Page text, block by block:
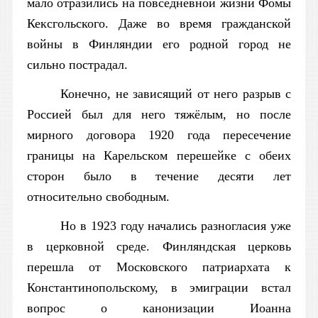
мало отразились на повседневной жизни Фомы
Кексгольского. Даже во время гражданской
войны в Финляндии его родной город не
сильно пострадал.
Конечно, не зависящий от него разрыв с
Россией был для него тяжёлым, но после
мирного договора 1920 года пересечение
границы на Карельском перешейке с обеих
сторон было в течение десяти лет
относительно свободным.
Но в 1923 году начались разногласия уже
в церковной среде. Финляндская церковь
перешла от Московского патриархата к
Константинопольскому, в эмиграции встал
вопрос о канонизации Иоанна